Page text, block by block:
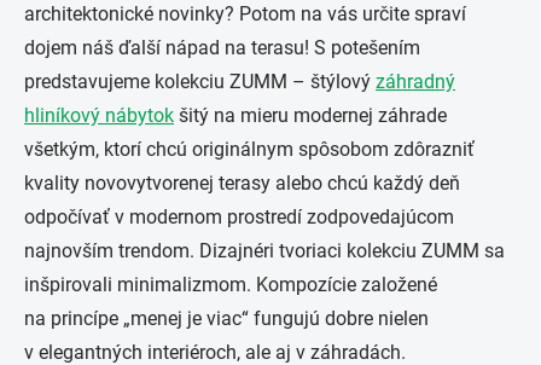
architektonické novinky? Potom na vás určite spraví
dojem náš ďalší nápad na terasu! S potešením
predstavujeme kolekciu ZUMM – štýlový záhradný
hliníkový nábytok šitý na mieru modernej záhrade
všetkým, ktorí chcú originálnym spôsobom zdôrazniť
kvality novovytvorenej terasy alebo chcú každý deň
odpočívať v modernom prostredí zodpovedajúcom
najnovším trendom. Dizajnéri tvoriaci kolekciu ZUMM sa
inšpirovali minimalizmom. Kompozície založené
na princípe „menej je viac“ fungujú dobre nielen
v elegantných interiéroch, ale aj v záhradách.